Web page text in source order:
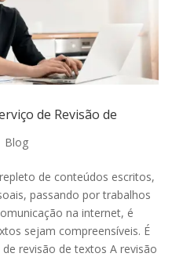
de Revisão de
Blog
de conteúdos escritos,
passando por trabalhos
na internet, é
sejam compreensíveis. É
revisão de textos A revisão